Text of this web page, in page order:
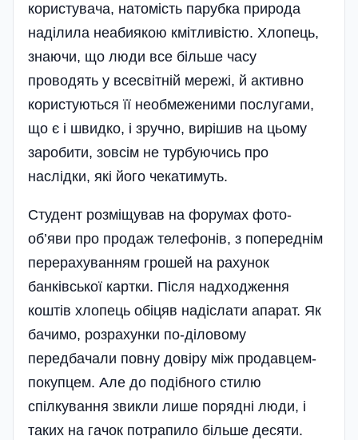
користувача, натомість парубка природа
наді­лила неабиякою кмітливістю. Хлопець,
знаючи, що люди все більше часу
проводять у всесвітній мережі, й активно
користуються її необмеженими послугами,
що є і швидко, і зручно, вирішив на цьому
заробити, зовсім не турбуючись про
наслідки, які його чекатимуть.
Студент розміщував на форумах фото-
об’яви про продаж телефонів, з попереднім
перерахуванням грошей на рахунок
банківської картки. Після надходження
коштів хлопець обіцяв надіслати апарат. Як
бачимо, розрахунки по-діловому
передбачали повну дові­ру між продавцем-
покупцем. Але до подібного стилю
спілкування звикли лише порядні люди, і
таких на гачок потрапило більше десяти.